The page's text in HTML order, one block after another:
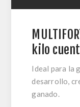
kilo
Ideal para la
desarrollo,
ganado.